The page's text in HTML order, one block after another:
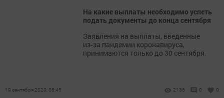
На какие выплаты необходимо успеть
подать документы до конца сентября
Заявления на выплаты, введенные
из‑за пандемии коронавируса,
принимаются только до 30 сентября.
19 сентября 2020, 08:45 2136 0 0